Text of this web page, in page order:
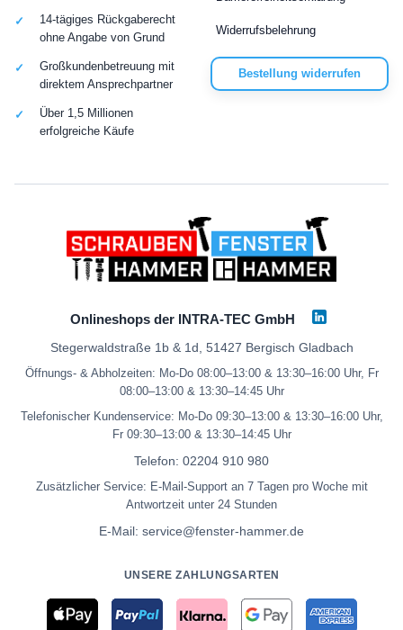
Widerrufsbelehrung
Bestellung widerrufen
14-tägiges Rückgaberecht
ohne Angabe von Grund
Großkundenbetreuung mit
direktem Ansprechpartner
Über 1,5 Millionen
erfolgreiche Käufe
Onlineshops der INTRA-TEC GmbH
Stegerwaldstraße 1b & 1d, 51427 Bergisch Gladbach
Öffnungs- & Abholzeiten: Mo-Do 08:00–13:00 & 13:30–16:00 Uhr, Fr
08:00–13:00 & 13:30–14:45 Uhr
Telefonischer Kundenservice: Mo-Do 09:30–13:00 & 13:30–16:00 Uhr,
Fr 09:30–13:00 & 13:30–14:45 Uhr
Telefon: 02204 910 980
Zusätzlicher Service: E-Mail-Support an 7 Tagen pro Woche mit
Antwortzeit unter 24 Stunden
E-Mail: service@fenster-hammer.de
UNSERE ZAHLUNGSARTEN